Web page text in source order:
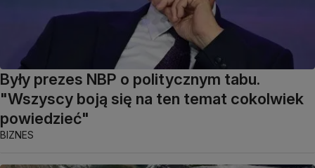
Były prezes NBP o politycznym tabu.
"Wszyscy boją się na ten temat cokolwiek
powiedzieć"
BIZNES